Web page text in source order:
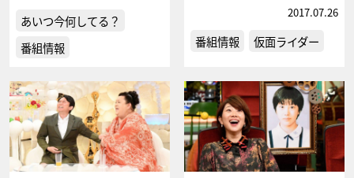
あいつ今何してる？
番組情報
2017.07.26
番組情報 仮面ライダー